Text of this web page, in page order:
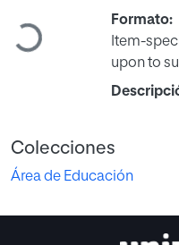
Cargando...
Formato:
Item-
upon to
Colecciones
Área de Educación